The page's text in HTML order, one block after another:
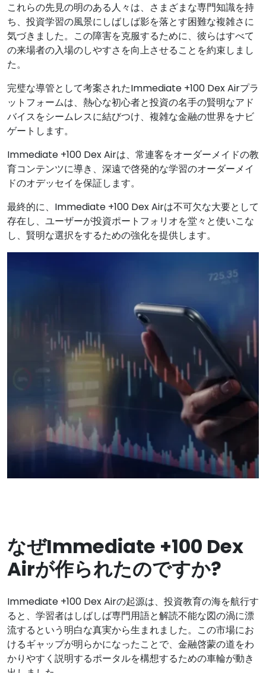
これらの先見の明のある人々は、さまざまな専門知識を持
ち、投資学習の風景にしばしば影を落とす困難な複雑さに
気づきました。この障害を克服するために、彼らはすべて
の来場者の入場のしやすさを向上させることを約束しまし
た。
完璧な導管として考案されたImmediate +100 Dex Airプラ
ットフォームは、熱心な初心者と投資の名手の賢明なアド
バイスをシームレスに結びつけ、複雑な金融の世界をナビ
ゲートします。
Immediate +100 Dex Airは、常連客をオーダーメイドの教
育コンテンツに導き、深遠で啓発的な学習のオーダーメイ
ドのオデッセイを保証します。
最終的に、Immediate +100 Dex Airは不可欠な大要として
存在し、ユーザーが投資ポートフォリオを堂々と使いこな
し、賢明な選択をするための強化を提供します。
なぜImmediate +100 Dex
Airが作られたのですか?
Immediate +100 Dex Airの起源は、投資教育の海を航行す
ると、学習者はしばしば専門用語と解読不能な図の渦に漂
流するという明白な真実から生まれました。この市場にお
けるギャップが明らかになったことで、金融啓蒙の道をわ
かりやすく説明するポータルを構想するための車輪が動き